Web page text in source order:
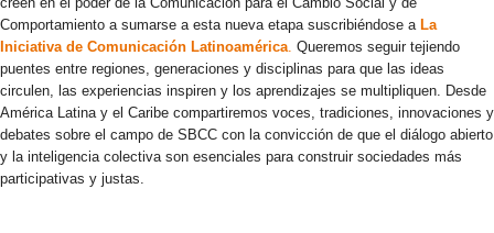
Comportamiento a sumarse a esta nueva etapa suscribiéndose a La
Iniciativa de Comunicación Latinoamérica. Queremos seguir tejiendo
puentes entre regiones, generaciones y disciplinas para que las ideas
circulen, las experiencias inspiren y los aprendizajes se multipliquen. Desde
América Latina y el Caribe compartiremos voces, tradiciones, innovaciones y
debates sobre el campo de SBCC con la convicción de que el diálogo abierto
y la inteligencia colectiva son esenciales para construir sociedades más
participativas y justas.